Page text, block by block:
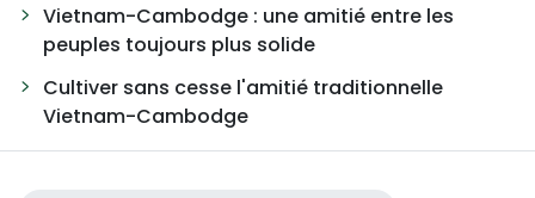
Vietnam-Cambodge : une amitié entre les
peuples toujours plus solide
Cultiver sans cesse l'amitié traditionnelle
Vietnam-Cambodge